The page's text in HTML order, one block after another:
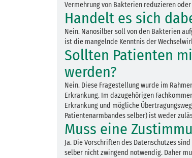
Vermehrung von Bakterien reduzieren
Handelt es sich
Nein. Nanosilber soll von den Bakterien
ist die mangelnde Kenntnis der
Sollten Patienten
werden?
Nein. Diese Fragestellung wurde im
Erkrankung. Im dazugehörigen
Erkrankung und mögliche
Patientenarmbandes selber) ist weder
Muss eine
Ja. Die Vorschriften des Datenschutzes
selber nicht zwingend notwendig. Daher